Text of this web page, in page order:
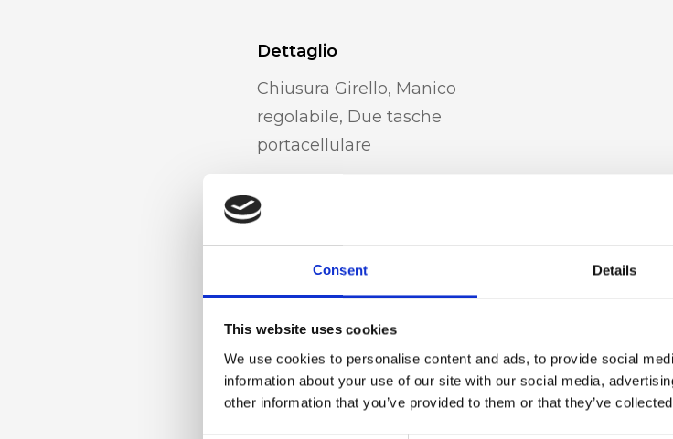
Consent Details
This website uses cookies
We use cookies to personalise content and ads, to provide social
information about your use of our site with our social media,
other information that you’ve provided to them or that they’ve
Dettaglio
Chiusura Girello, Manico
regolabile, Due tasche
portacellulare
Materiale
Dimensione
37 x 27 x 14cm (l x a x p)